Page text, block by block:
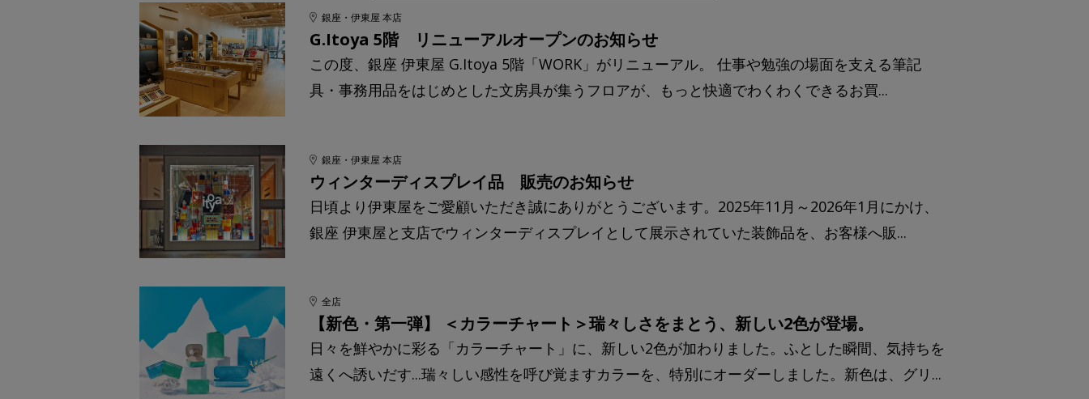
銀座・伊東屋 本店
G.Itoya 5階 リニューアルオープンのお知らせ
この度、銀座 伊東屋 G.Itoya 5階「WORK」がリニューアル。 仕事や勉強の場面を支える筆記
具・事務用品をはじめとした文房具が集うフロアが、もっと快適でわくわくできるお買...
銀座・伊東屋 本店
ウィンターディスプレイ品 販売のお知らせ
日頃より伊東屋をご愛顧いただき誠にありがとうございます。2025年11月～2026年1月にかけ、
銀座 伊東屋と支店でウィンターディスプレイとして展示されていた装飾品を、お客様へ販...
全店
【新色・第一弾】 ＜カラーチャート＞瑞々しさをまとう、新しい2色が登場。
日々を鮮やかに彩る「カラーチャート」に、新しい2色が加わりました。ふとした瞬間、気持ちを
遠くへ誘いだす...瑞々しい感性を呼び覚ますカラーを、特別にオーダーしました。新色は、グリ...